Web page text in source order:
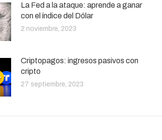
La Fed a la ataque: aprende a ganar
con el índice del Dólar
2 noviembre, 2023
Criptopagos: ingresos pasivos con
cripto
27 septiembre, 2023